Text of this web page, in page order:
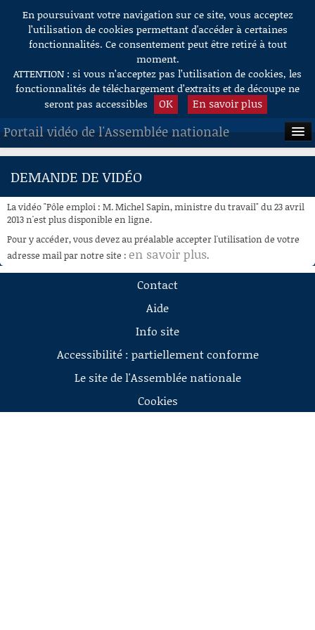
Aller au contenu
En poursuivant votre navigation sur ce site, vous acceptez
l’utilisation de cookies permettant d'accéder à certaines
fonctionnalités. Ce consentement peut être retiré à tout
moment.
ATTENTION : si vous n’acceptez pas l’utilisation de cookies, les
fonctionnalités de téléchargement d’extraits et de découpe ne
seront pas accessibles
OK En savoir plus
Portail vidéo de l'Assemblée nationale
ACCUEIL
À LA DEMANDE
RECHERCHE
AIDE À LA DÉCOUPE
DEMANDE DE VIDÉO
La vidéo "Pôle emploi : M. Michel Sapin, ministre du travail" du 23 avril
2013 n'est plus disponible en ligne.
Pour y accéder, vous devez au préalable accepter l'utilisation de votre
adresse mail par notre site : en savoir plus.
Contact
Aide
Info site
Accessibilité : partiellement conforme
Le site de l'Assemblée nationale
Cookies